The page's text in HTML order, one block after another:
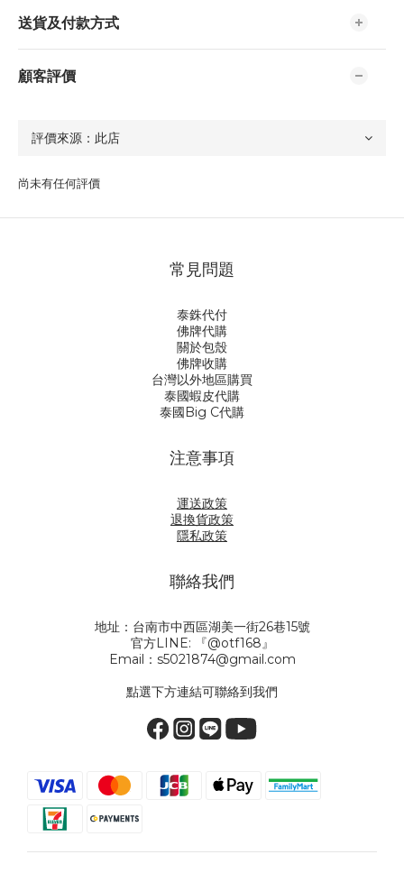
送貨及付款方式
顧客評價
尚未有任何評價
常見問題
泰銖代付
佛牌代購
關於包殼
佛牌收購
台灣以外地區購買
泰國蝦皮代購
泰國Big C代購
注意事項
運送政策
退換貨政策
隱私政策
聯絡我們
地址：台南市中西區湖美一街26巷15號
官方LINE: 『@otf168』
Email：s5021874@gmail.com
點選下方連結可聯絡到我們